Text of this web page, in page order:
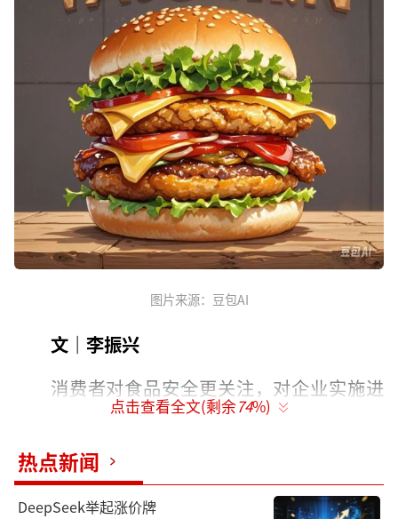
图片来源：豆包AI
文｜李振兴
消费者对食品安全更关注，对企业实施进
行监督，才能使食品企业更好地发展。
近日，广州一名消费者通过视频方式曝光
塔斯汀中国汉堡吃出生肉。
点击查看全文(剩余74%)
热点新闻
DeepSeek举起涨价牌